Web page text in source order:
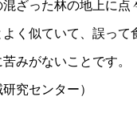
ざった林の地上に
く似ていて、誤っ
みがないことです。
究センター）